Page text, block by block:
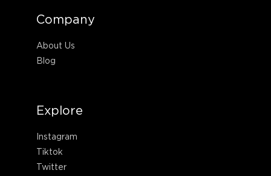
Company
About Us
Blog
Explore
Instagram
Tiktok
Twitter